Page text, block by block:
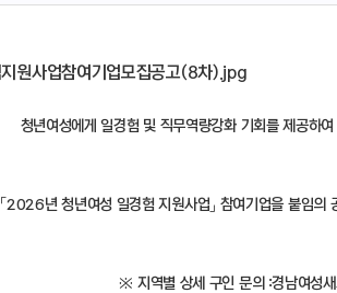
청년여성에게 일경험 및 직무역량강화 기회를 제공하
「2026년 청년여성 일경험 지원사업」 참여기업을 붙임
※ 지역별 상세 구인 문의 : 경남여